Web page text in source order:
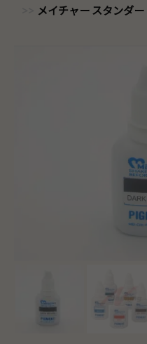
メイチャー スタンダ